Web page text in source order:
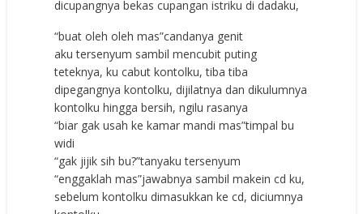
dicupangnya bekas cupangan istriku di dadaku,
“buat oleh oleh mas”candanya genit
aku tersenyum sambil mencubit puting
teteknya, ku cabut kontolku, tiba tiba
dipegangnya kontolku, dijilatnya dan dikulumnya
kontolku hingga bersih, ngilu rasanya
“biar gak usah ke kamar mandi mas”timpal bu
widi
“gak jijik sih bu?”tanyaku tersenyum
“enggaklah mas”jawabnya sambil makein cd ku,
sebelum kontolku dimasukkan ke cd, diciumnya